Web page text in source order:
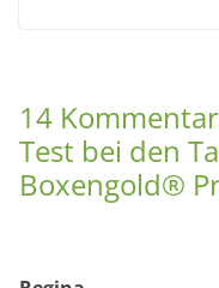
14
Test bei den
Boxengold®